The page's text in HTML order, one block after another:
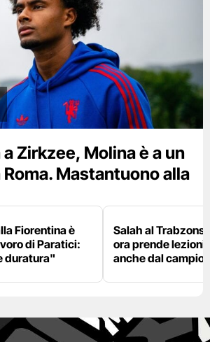
Zirkzee, Molina è a un
Mastantuono alla
Fiorentina è
di Paratici:
duratura"
Salah al
ora prende lezioni
anche dal